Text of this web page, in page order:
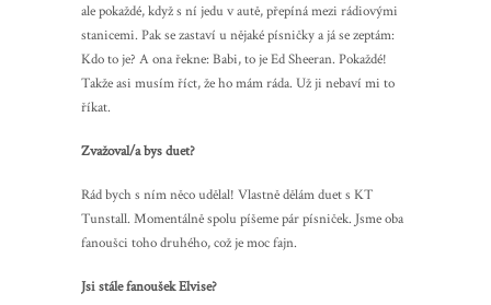
ale pokaždé, když s ní jedu v autě, přepíná mezi rádiovými
stanicemi. Pak se zastaví u nějaké písničky a já se zeptám:
Kdo to je? A ona řekne: Babi, to je Ed Sheeran. Pokaždé!
Takže asi musím říct, že ho mám ráda. Už ji nebaví mi to
říkat.
Zvažoval/a bys duet?
Rád bych s ním něco udělal! Vlastně dělám duet s KT
Tunstall. Momentálně spolu píšeme pár písniček. Jsme oba
fanoušci toho druhého, což je moc fajn.
Jsi stále fanoušek Elvise?